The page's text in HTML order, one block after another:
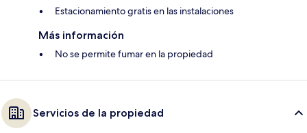
Estacionamiento gratis en las instalaciones
Más información
No se permite fumar en la propiedad
Servicios de la propiedad